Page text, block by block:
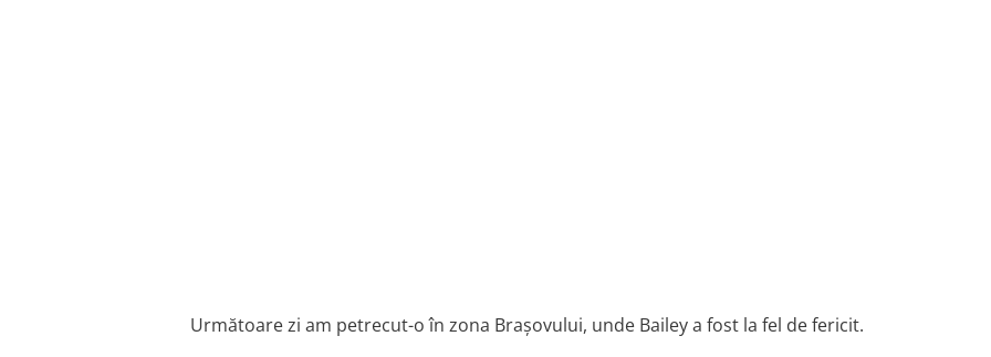
Următoare zi am petrecut-o în zona Brașovului, unde Bailey a fost la fel de fericit.